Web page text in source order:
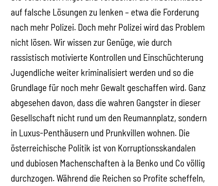
auf falsche Lösungen zu lenken – etwa die Forderung
nach mehr Polizei. Doch mehr Polizei wird das Problem
nicht lösen. Wir wissen zur Genüge, wie durch
rassistisch motivierte Kontrollen und Einschüchterung
Jugendliche weiter kriminalisiert werden und so die
Grundlage für noch mehr Gewalt geschaffen wird. Ganz
abgesehen davon, dass die wahren Gangster in dieser
Gesellschaft nicht rund um den Reumannplatz, sondern
in Luxus-Penthäusern und Prunkvillen wohnen. Die
österreichische Politik ist von Korruptionsskandalen
und dubiosen Machenschaften à la Benko und Co völlig
durchzogen. Während die Reichen so Profite scheffeln,